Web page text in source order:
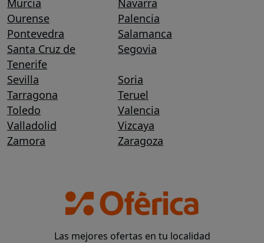
Ourense
Palencia
Pontevedra
Salamanca
Santa Cruz de
Tenerife
Segovia
Sevilla
Soria
Tarragona
Teruel
Toledo
Valencia
Valladolid
Vizcaya
Zamora
Zaragoza
Las mejores ofertas en tu localidad